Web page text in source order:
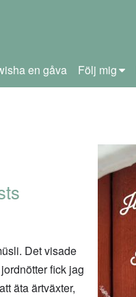
en gåva Följ mig
Det visade
fick jag
äta ärtväxter,